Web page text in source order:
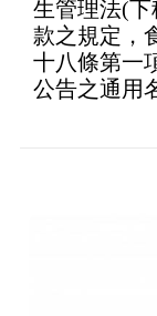
生管理法(
款之規定，
十八條第一
公告之通用